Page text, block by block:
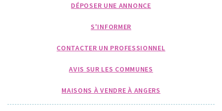
DÉPOSER UNE ANNONCE
S'INFORMER
CONTACTER UN PROFESSIONNEL
AVIS SUR LES COMMUNES
MAISONS À VENDRE À ANGERS